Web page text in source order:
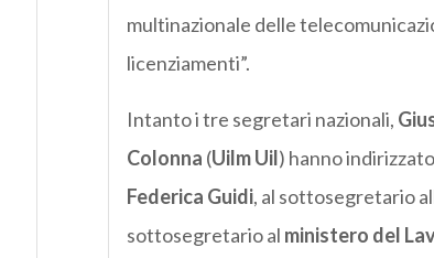
multinazionale delle
licenziamenti”.
Intanto i tre segretari nazionali,
Colonna (Uilm Uil) hanno
Federica Guidi, al sottosegretario
sottosegretario al ministero del